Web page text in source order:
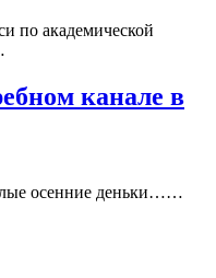
по академической
канале в
осенние деньки……